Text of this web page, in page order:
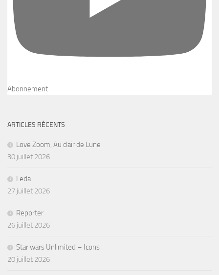
Abonnement
ARTICLES RÉCENTS
Love Zoom, Au clair de Lune
30 juillet 2026
Leda
27 juillet 2026
Reporter
26 juillet 2026
Star wars Unlimited – Icons
20 juillet 2026